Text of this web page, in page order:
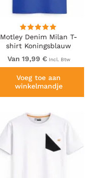
Motley Denim Milan T-
shirt Koningsblauw
Van 19,99 € Incl. Btw
Voeg toe aan
winkelmandje